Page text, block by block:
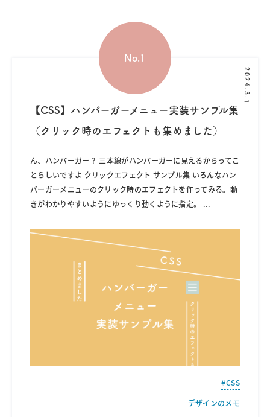
2024.3.1
【CSS】ハンバーガーメニュー実装サンプル集
（クリック時のエフェクトも集めました）
ん、ハンバーガー？ 三本線がハンバーガーに見えるからってこ
とらしいですよ クリックエフェクト サンプル集 いろんなハン
バーガーメニューのクリック時のエフェクトを作ってみる。動
きがわかりやすいようにゆっくり動くように指定。
...
CSS
デザインのメモ